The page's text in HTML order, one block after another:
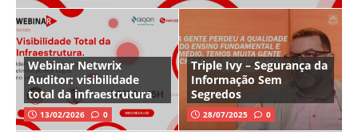
Webinar Netwrix
Auditor: visibilidade
total da infraestrutura
13/02/2026 0
Triple Ivy – Segurança da
Informação Sem
Segredos
28/07/2025 0